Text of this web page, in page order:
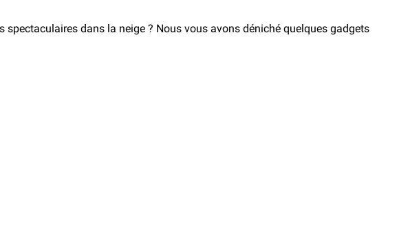
dans la neige ? Nous vous avons déniché quelques gadgets